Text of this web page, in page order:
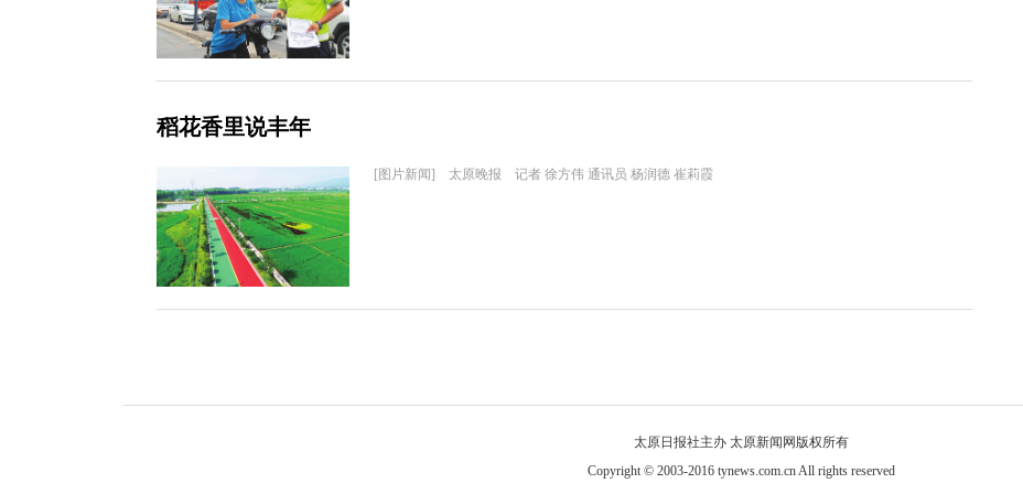
稻花香里说丰年
[图片新闻] 太原晚报 记者 徐方伟 通讯员 杨润德 崔莉霞
太原日报社主办 太原新闻网版权所有
Copyright © 2003-2016 tynews.com.cn All rights reserved